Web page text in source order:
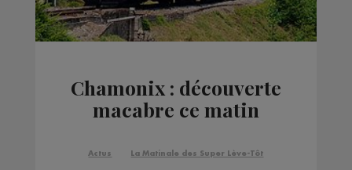
Chamonix : découverte
macabre ce matin
Actus La Matinale des Super Lève-Tôt